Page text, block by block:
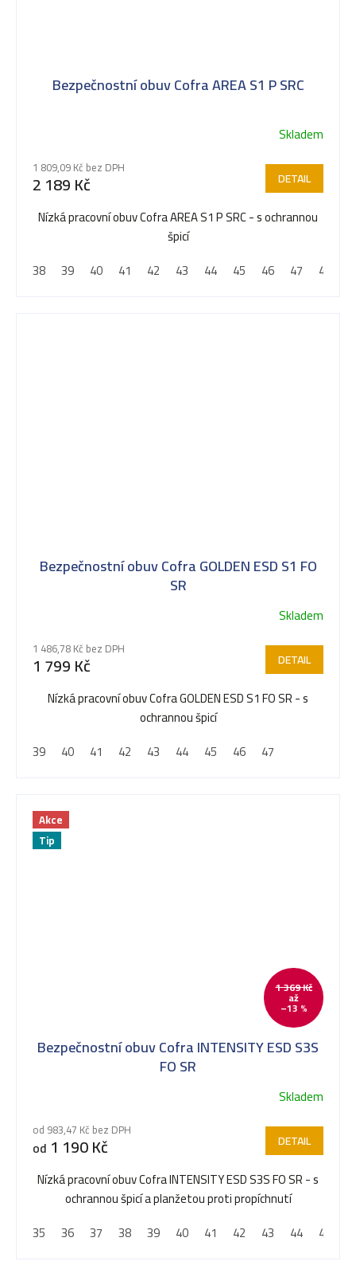
Bezpečnostní obuv Cofra AREA S1 P SRC
Skladem
1 809,09 Kč bez DPH
2 189 Kč DETAIL
Nízká pracovní obuv Cofra AREA S1 P SRC - s ochrannou
špicí
38
39 40 41 42 43 44 45 46 47 48
Bezpečnostní obuv Cofra GOLDEN ESD S1 FO
SR
Skladem
1 486,78 Kč bez DPH
1 799 Kč DETAIL
Nízká pracovní obuv Cofra GOLDEN ESD S1 FO SR - s
ochrannou špicí
39
40 41 42 43 44 45 46 47
Akce
Tip
1 369 Kč
až
–13 %
Bezpečnostní obuv Cofra INTENSITY ESD S3S
FO SR
Skladem
od 983,47 Kč bez DPH
od 1 190 Kč DETAIL
Nízká pracovní obuv Cofra INTENSITY ESD S3S FO SR - s
ochrannou špicí a planžetou proti propíchnutí
35
36 37 38 39 40 41 42 43 44 45